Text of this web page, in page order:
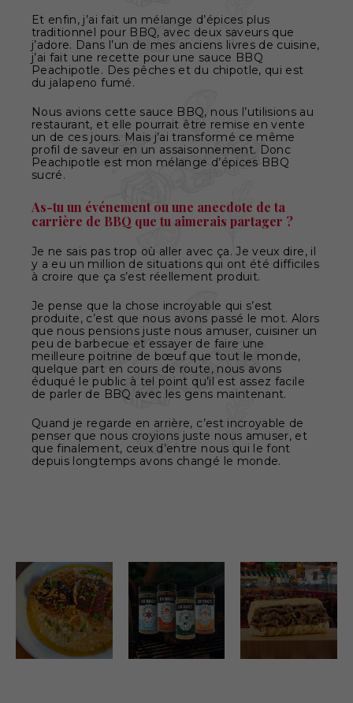
Et enfin, j’ai fait un mélange d’épices plus
traditionnel pour BBQ, avec deux saveurs que
j’adore. Dans l’un de mes anciens livres de cuisine,
j’ai fait une recette pour une sauce BBQ
Peachipotle. Des pêches et du chipotle, qui est
du jalapeno fumé.
Nous avions cette sauce BBQ, nous l’utilisions au
restaurant, et elle pourrait être remise en vente
un de ces jours. Mais j’ai transformé ce même
profil de saveur en un assaisonnement. Donc
Peachipotle est mon mélange d’épices BBQ
sucré.
As-tu un événement ou une anecdote de ta
carrière de BBQ que tu aimerais partager ?
Je ne sais pas trop où aller avec ça. Je veux dire, il
y a eu un million de situations qui ont été difficiles
à croire que ça s’est réellement produit.
Je pense que la chose incroyable qui s’est
produite, c’est que nous avons passé le mot. Alors
que nous pensions juste nous amuser, cuisiner un
peu de barbecue et essayer de faire une
meilleure poitrine de bœuf que tout le monde,
quelque part en cours de route, nous avons
éduqué le public à tel point qu’il est assez facile
de parler de BBQ avec les gens maintenant.
Quand je regarde en arrière, c’est incroyable de
penser que nous croyions juste nous amuser, et
que finalement, ceux d’entre nous qui le font
depuis longtemps avons changé le monde.